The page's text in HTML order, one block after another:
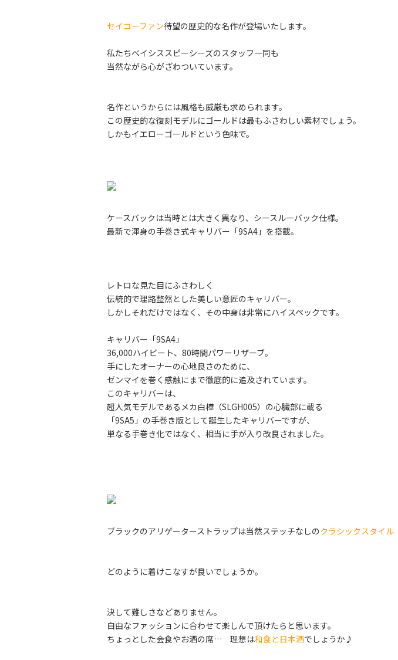
セイコーファン待望の歴史的な名作が登場いたします。
私たちベイシススピーシーズのスタッフ一同も
当然ながら心がざわついています。
名作というからには風格も威厳も求められます。
この歴史的な復刻モデルにゴールドは最もふさわしい素材でしょう。
しかもイエローゴールドという色味で。
ケースバックは当時とは大きく異なり、シースルーバック仕様。
最新で渾身の手巻き式キャリバー「9SA4」を搭載。
レトロな見た目にふさわしく
伝統的で理路整然とした美しい意匠のキャリバー。
しかしそれだけではなく、その中身は非常にハイスペックです。
キャリバー「9SA4」
36,000ハイビート、80時間パワーリザーブ。
手にしたオーナーの心地良さのために、
ゼンマイを巻く感触にまで徹底的に追及されています。
このキャリバーは、
超人気モデルであるメカ白樺（SLGH005）の心臓部に載る
「9SA5」の手巻き版として誕生したキャリバーですが、
単なる手巻き化ではなく、相当に手が入り改良されました。
ブラックのアリゲーターストラップは当然ステッチなしのクラシックスタイル
どのように着けこなすが良いでしょうか。
決して難しさなどありません。
自由なファッションに合わせて楽しんで頂けたらと思います。
ちょっとした会食やお酒の席… 理想は和食と日本酒でしょうか♪